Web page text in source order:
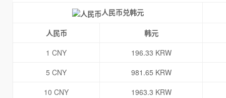
人民币兑韩元
人民币
韩元
1 CNY
196.33 KRW
5 CNY
981.65 KRW
10 CNY
1963.3 KRW